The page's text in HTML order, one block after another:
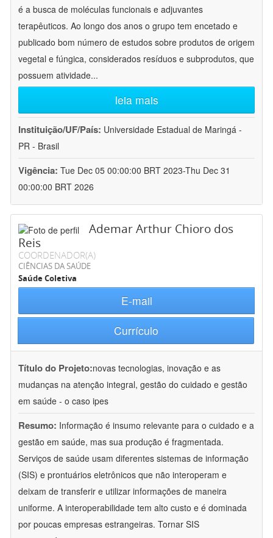
é a busca de moléculas funcionais e adjuvantes
terapêuticos. Ao longo dos anos o grupo tem encetado e
publicado bom número de estudos sobre produtos de origem
vegetal e fúngica, considerados resíduos e subprodutos, que
possuem atividade...
leia mais
Instituição/UF/País: Universidade Estadual de Maringá -
PR - Brasil
Vigência: Tue Dec 05 00:00:00 BRT 2023-Thu Dec 31
00:00:00 BRT 2026
Ademar Arthur Chioro dos
Reis
COORDENADOR(A)
CIÊNCIAS DA SAÚDE
Saúde Coletiva
E-mail
Currículo
Título do Projeto:novas tecnologias, inovação e as
mudanças na atenção integral, gestão do cuidado e gestão
em saúde - o caso ipes
Resumo: Informação é insumo relevante para o cuidado e a
gestão em saúde, mas sua produção é fragmentada.
Serviços de saúde usam diferentes sistemas de informação
(SIS) e prontuários eletrônicos que não interoperam e
deixam de transferir e utilizar informações de maneira
uniforme. A interoperabilidade tem alto custo e é dominada
por poucas empresas estrangeiras. Tornar SIS